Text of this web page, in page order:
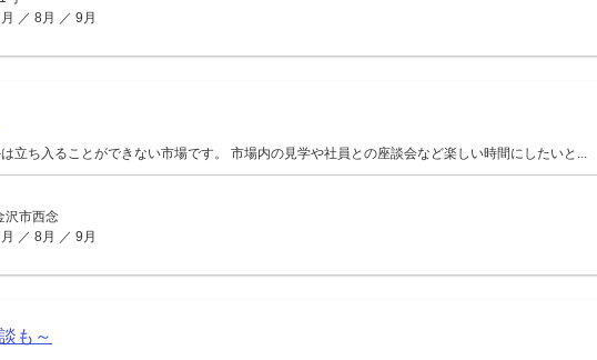
／ 8月 ／ 9月
立ち入ることができない市場です。 市場内の見学や社員との座談会など楽しい時間にしたいと...
沢市西念
／ 8月 ／ 9月
も～